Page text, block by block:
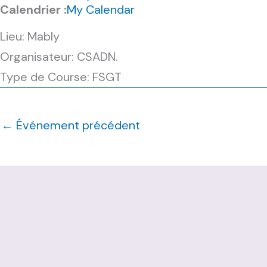
Calendrier :My Calendar
Lieu: Mably
Organisateur: CSADN.
Type de Course: FSGT
← Événement précédent